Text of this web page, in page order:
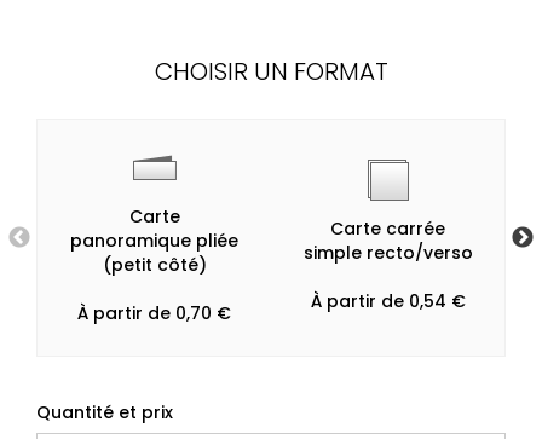
CHOISIR UN FORMAT
Carte
panoramique pliée
(petit côté)
À partir de 0,70 €
Carte carrée
simple recto/verso
À partir de 0,54 €
Quantité et prix